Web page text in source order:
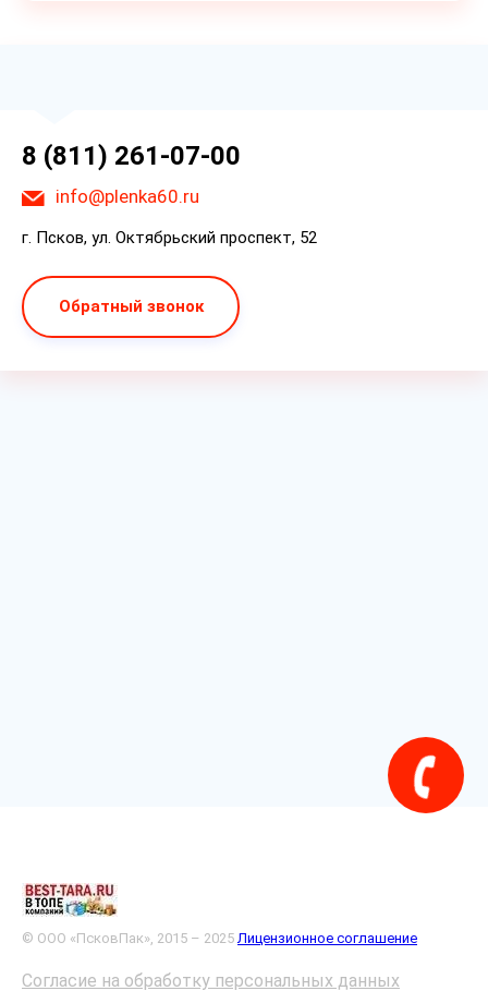
8 (811) 261-07-00
info@plenka60.ru
г. Псков, ул. Октябрьский проспект, 52
Обратный звонок
© ООО «ПсковПак», 2015 – 2025 Лицензионное соглашение
Согласие на обработку персональных данных